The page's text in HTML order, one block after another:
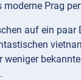
Prag
auf ein paar